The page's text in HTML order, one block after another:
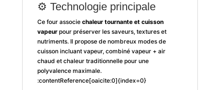
⚙️ Technologie principale
Ce four associe chaleur tournante et cuisson
vapeurpour préserver les saveurs, textures et
nutriments. Il propose de nombreux modes de
cuisson incluant vapeur, combiné vapeur + air
chaud et chaleur traditionnelle pour une
polyvalence maximale.
:contentReference[oaicite:0]{index=0}